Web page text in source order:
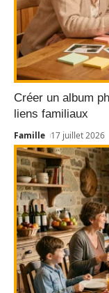
Créer un album
liens familiaux
Famille 17 juillet 2026